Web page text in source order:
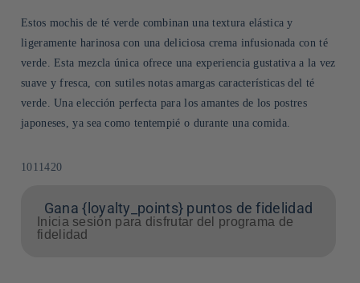
Estos mochis de té verde combinan una textura elástica y
ligeramente harinosa con una deliciosa crema infusionada con té
verde. Esta mezcla única ofrece una experiencia gustativa a la vez
suave y fresca, con sutiles notas amargas características del té
verde. Una elección perfecta para los amantes de los postres
japoneses, ya sea como tentempié o durante una comida.
SKU:
1011420
Gana {loyalty_points} puntos de fidelidad
Inicia sesión para disfrutar del programa de
fidelidad